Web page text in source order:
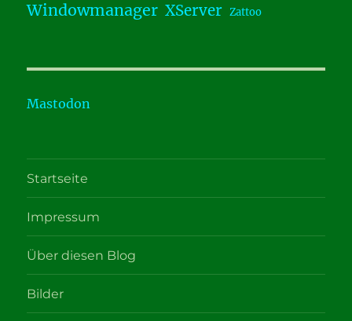
Windowmanager XServer Zattoo
Mastodon
Startseite
Impressum
Über diesen Blog
Bilder